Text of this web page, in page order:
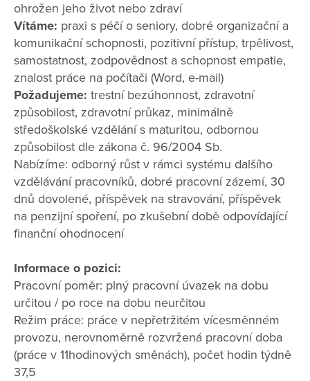
ohrožen jeho život nebo zdraví
Vítáme: praxi s péčí o seniory, dobré organizační a
komunikační schopnosti, pozitivní přístup, trpělivost,
samostatnost, zodpovědnost a schopnost empatie,
znalost práce na počítači (Word, e-mail)
Požadujeme: trestní bezúhonnost, zdravotní
způsobilost, zdravotní průkaz, minimálně
středoškolské vzdělání s maturitou, odbornou
způsobilost dle zákona č. 96/2004 Sb.
Nabízíme: odborný růst v rámci systému dalšího
vzdělávání pracovníků, dobré pracovní zázemí, 30
dnů dovolené, příspěvek na stravování, příspěvek
na penzijní spoření, po zkušební době odpovídající
finanční ohodnocení
Informace o pozici:
Pracovní poměr: plný pracovní úvazek na dobu
určitou / po roce na dobu neurčitou
Režim práce: práce v nepřetržitém vícesměnném
provozu, nerovnoměrně rozvržená pracovní doba
(práce v 11hodinových směnách), počet hodin týdně
37,5